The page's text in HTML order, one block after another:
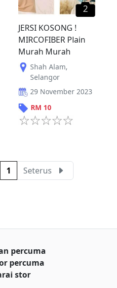
2
JERSI KOSONG !
MIRCOFIBER Plain
Murah Murah
Shah Alam,
Selangor
29 November 2023
RM 10
1 Seterus
percuma
percuma
stor